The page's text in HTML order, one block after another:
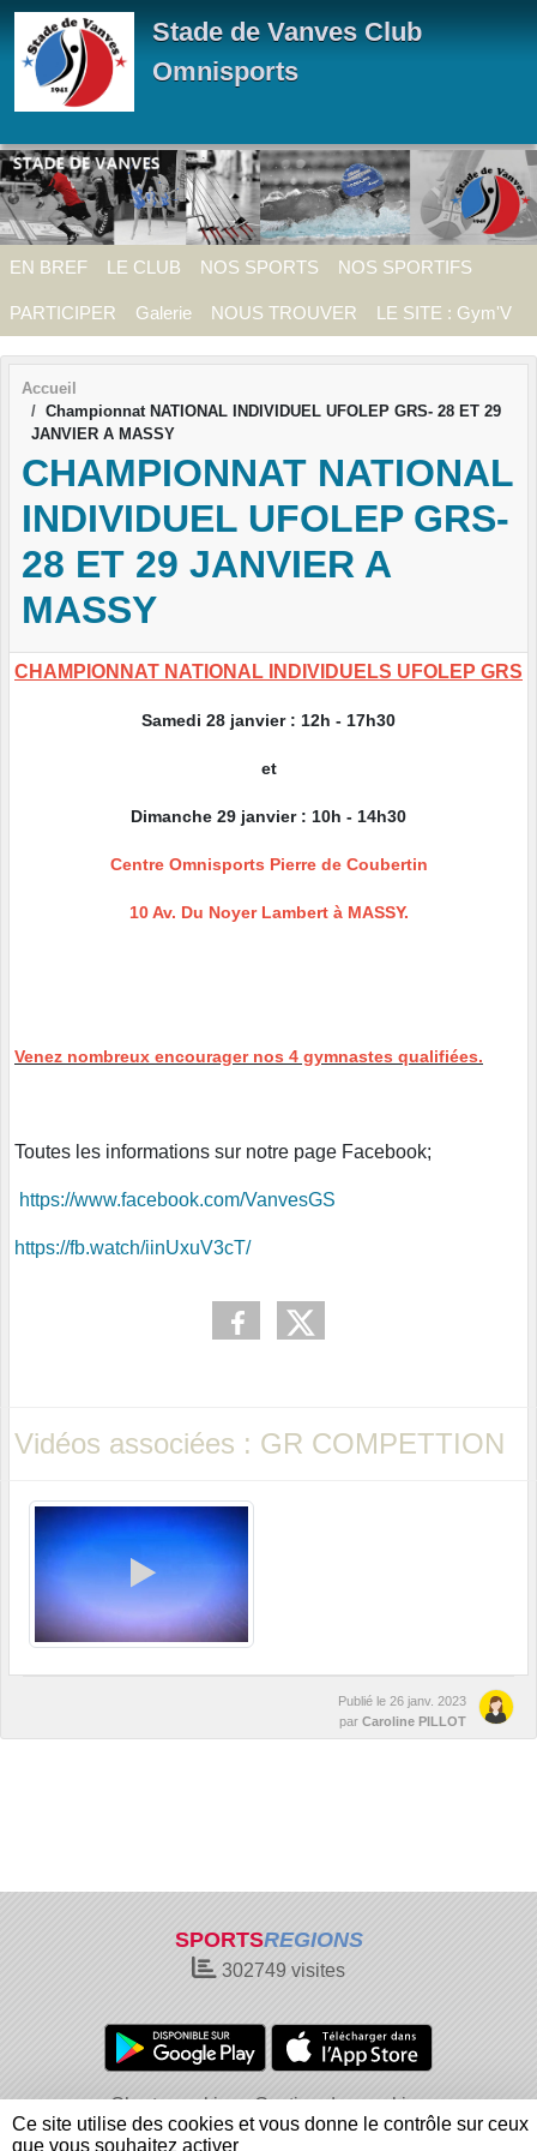
Stade de Vanves Club
Omnisports
EN BREF LE CLUB NOS SPORTS NOS SPORTIFS
PARTICIPER Galerie NOUS TROUVER LE SITE : Gym'V
Accueil
Championnat NATIONAL INDIVIDUEL UFOLEP GRS- 28 ET 29
JANVIER A MASSY
CHAMPIONNAT NATIONAL
INDIVIDUEL UFOLEP GRS-
28 ET 29 JANVIER A
MASSY
CHAMPIONNAT NATIONAL INDIVIDUELS UFOLEP GRS
Samedi 28 janvier : 12h - 17h30
et
Dimanche 29 janvier : 10h - 14h30
Centre Omnisports Pierre de Coubertin
10 Av. Du Noyer Lambert à MASSY.
Venez nombreux encourager nos 4 gymnastes qualifiées.
Toutes les informations sur notre page Facebook;
https://www.facebook.com/VanvesGS
https://fb.watch/iinUxuV3cT/
Vidéos associées : GR COMPETTION
Publié le 26 janv. 2023
par Caroline PILLOT
SPORTSREGIONS
302749 visites
Charte cookies
Gestion des cookies
Informations légales
Signaler un contenu inapproprié
Panneau de gestion des cookies
Ce site utilise des cookies et vous donne le contrôle sur ceux
que vous souhaitez activer